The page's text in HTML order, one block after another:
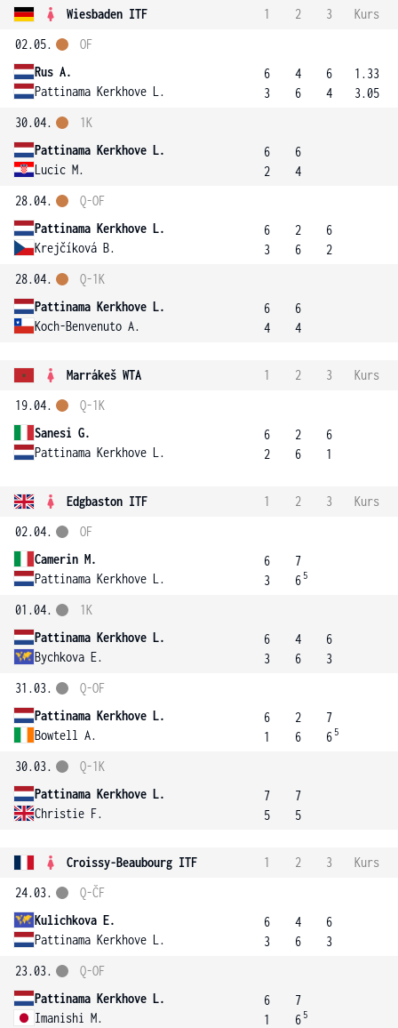
Wiesbaden ITF 1 2 3
Kurs
02.05.
Rus A.
Pattinama Kerkhove L.
OF
6
3
4
6
6
4
1.33
3.05
30.04.
Pattinama Kerkhove L.
Lucic M.
1K
6
2
6
4
28.04.
Pattinama Kerkhove L.
Krejčíková B.
Q-OF
6
3
2
6
6
2
28.04.
Pattinama Kerkhove L.
Koch-Benvenuto A.
Q-1K
6
4
6
4
Marrákeš WTA 1 2 3
Kurs
19.04.
Sanesi G.
Pattinama Kerkhove L.
Q-1K
6
2
2
6
6
1
Edgbaston ITF 1 2 3
Kurs
02.04.
Camerin M.
Pattinama Kerkhove L.
OF
6
3
7
6 5
01.04.
Pattinama Kerkhove L.
Bychkova E.
1K
6
3
4
6
6
3
31.03.
Pattinama Kerkhove L.
Bowtell A.
Q-OF
6
1
2
6
7
6 5
30.03.
Pattinama Kerkhove L.
Christie F.
Q-1K
7
5
7
5
Croissy-Beaubourg ITF 1 2 3
Kurs
24.03.
Kulichkova E.
Pattinama Kerkhove L.
Q-ČF
6
3
4
6
6
3
23.03.
Pattinama Kerkhove L.
Imanishi M.
Q-OF
6
1
7
6 5